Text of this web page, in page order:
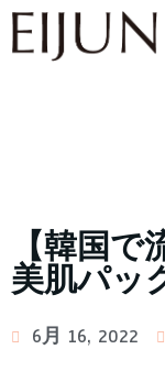
【韓国
美肌パッ
6月 16, 2022